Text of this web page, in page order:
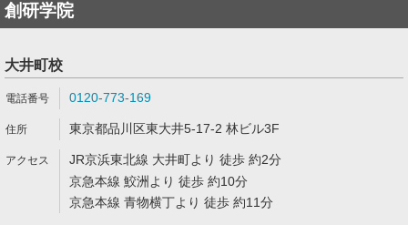
創研学院
大井町校
0120-773-169
東京都品川区東大井5-17-2 林ビル3F
JR京浜東北線 大井町より 徒歩 約2分
京急本線 鮫洲より 徒歩 約10分
京急本線 青物横丁より 徒歩 約11分